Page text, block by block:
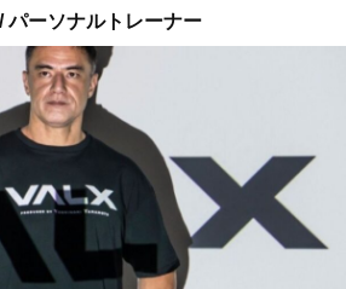
パーソナルトレーナー